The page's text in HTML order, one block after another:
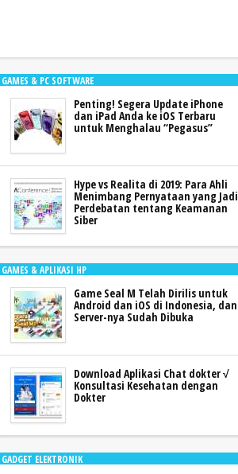
GAMES & PC SOFTWARE
Penting! Segera Update iPhone
dan iPad Anda ke iOS Terbaru
untuk Menghalau “Pegasus”
Hype vs Realita di 2019: Para Ahli
Menimbang Pernyataan yang Jadi
Perdebatan tentang Keamanan
Siber
GAMES & APLIKASI HP
Game Seal M Telah Dirilis untuk
Android dan iOS di Indonesia, dan
Server-nya Sudah Dibuka
Download Aplikasi Chat dokter √
Konsultasi Kesehatan dengan
Dokter
GADGET ELEKTRONIK